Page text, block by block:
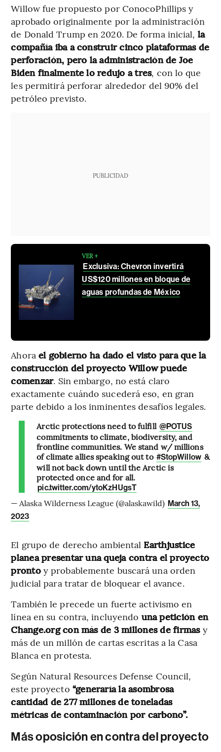
Willow fue propuesto por ConocoPhillips y
aprobado originalmente por la administración
de Donald Trump en 2020. De forma inicial, la
compañía iba a construir cinco plataformas de
perforación, pero la administración de Joe
Biden finalmente lo redujo a tres, con lo que
les permitirá perforar alrededor del 90% del
petróleo previsto.
PUBLICIDAD
VER +
Exclusiva: Chevron invertirá
US$120 millones en bloque de
aguas profundas de México
Ahora el gobierno ha dado el visto para que la
construcción del proyecto Willow puede
comenzar. Sin embargo, no está claro
exactamente cuándo sucederá eso, en gran
parte debido a los inminentes desafíos legales.
Arctic protections need to fulfill @POTUS
commitments to climate, biodiversity, and
frontline communities. We stand w/ millions
of climate allies speaking out to #StopWillow &
will not back down until the Arctic is
protected once and for all.
pic.twitter.com/ytoKzHUgsT
— Alaska Wilderness League (@alaskawild) March 13,
2023
El grupo de derecho ambiental Earthjustice
planea presentar una queja contra el proyecto
prontoy probablemente buscará una orden
judicial para tratar de bloquear el avance.
También le precede un fuerte activismo en
línea en su contra, incluyendo una petición en
Change.org con más de 3 millones de firmas y
más de un millón de cartas escritas a la Casa
Blanca en protesta.
Según Natural Resources Defense Council,
este proyecto “generaría la asombrosa
cantidad de 277 millones de toneladas
métricas de contaminación por carbono”.
Más oposición en contra del proyecto